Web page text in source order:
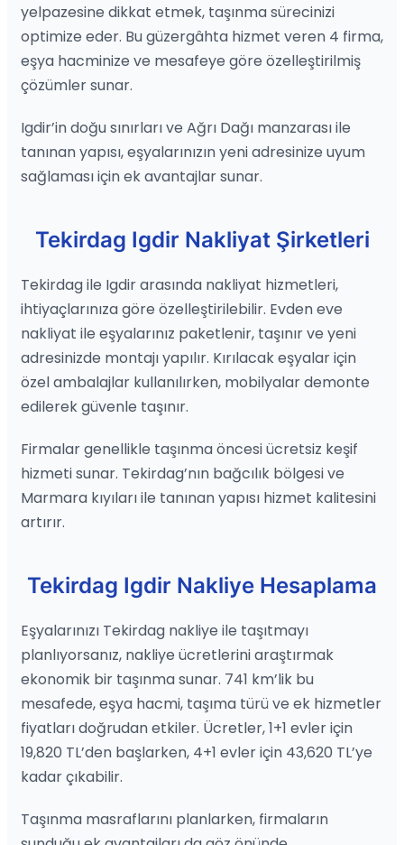
yelpazesine dikkat etmek, taşınma sürecinizi
optimize eder. Bu güzergâhta hizmet veren 4 firma,
eşya hacminize ve mesafeye göre özelleştirilmiş
çözümler sunar.
Igdir’in doğu sınırları ve Ağrı Dağı manzarası ile
tanınan yapısı, eşyalarınızın yeni adresinize uyum
sağlaması için ek avantajlar sunar.
Tekirdag Igdir Nakliyat Şirketleri
Tekirdag ile Igdir arasında nakliyat hizmetleri,
ihtiyaçlarınıza göre özelleştirilebilir. Evden eve
nakliyat ile eşyalarınız paketlenir, taşınır ve yeni
adresinizde montajı yapılır. Kırılacak eşyalar için
özel ambalajlar kullanılırken, mobilyalar demonte
edilerek güvenle taşınır.
Firmalar genellikle taşınma öncesi ücretsiz keşif
hizmeti sunar. Tekirdag’nın bağcılık bölgesi ve
Marmara kıyıları ile tanınan yapısı hizmet kalitesini
artırır.
Tekirdag Igdir Nakliye Hesaplama
Eşyalarınızı Tekirdag nakliye ile taşıtmayı
planlıyorsanız, nakliye ücretlerini araştırmak
ekonomik bir taşınma sunar. 741 km’lik bu
mesafede, eşya hacmi, taşıma türü ve ek hizmetler
fiyatları doğrudan etkiler. Ücretler, 1+1 evler için
19,820 TL’den başlarken, 4+1 evler için 43,620 TL’ye
kadar çıkabilir.
Taşınma masraflarını planlarken, firmaların